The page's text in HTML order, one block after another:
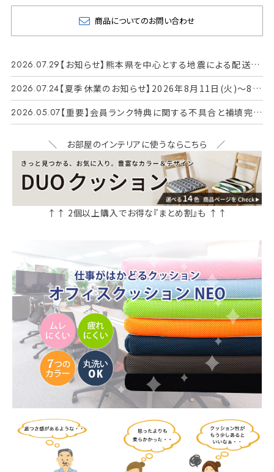
商品についてのお問い合わせ
2026.07.29 【お知らせ】熊本県を中心とする地震による配送へ
の影響について
2026.07.24【夏季休業のお知らせ】2026年8月11日(火)～8月
16日(日)
2026.05.07【重要】会員ランク特典に関する不具合と補填完了
のお知らせ
＼ お部屋のインテリアに使うならこちら ／
↑↑ 2個以上購入でお得な『まとめ割』も ↑↑